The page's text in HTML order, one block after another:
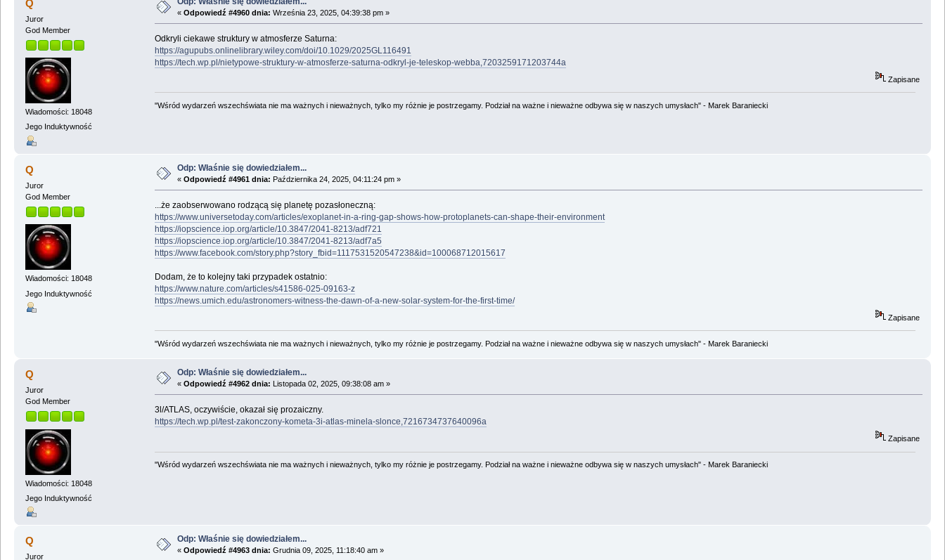
Q
Juror
God Member
Wiadomości: 18048
Jego Induktywność
« Odpowiedź #4960 dnia: Września 23, 2025, 04:39:38 pm »
Odkryli ciekawe struktury w atmosferze Saturna:
https://agupubs.onlinelibrary.wiley.com/doi/10.1029/2025GL116491
https://tech.wp.pl/nietypowe-struktury-w-atmosferze-saturna-odkryl-je-teleskop-webba,7203259171203744a
Zapisane
"Wśród wydarzeń wszechświata nie ma ważnych i nieważnych, tylko my różnie je postrzegamy. Podział na ważne i nieważne odbywa się w naszych umysłach" - Marek Baraniecki
Q
Juror
God Member
Wiadomości: 18048
Jego Induktywność
Odp: Właśnie się dowiedziałem...
« Odpowiedź #4961 dnia: Października 24, 2025, 04:11:24 pm »
...że zaobserwowano rodzącą się planetę pozasłoneczną:
https://www.universetoday.com/articles/exoplanet-in-a-ring-gap-shows-how-protoplanets-can-shape-their-environment
https://iopscience.iop.org/article/10.3847/2041-8213/adf721
https://iopscience.iop.org/article/10.3847/2041-8213/adf7a5
https://www.facebook.com/story.php?story_fbid=1117531520547238&id=100068712015617
Dodam, że to kolejny taki przypadek ostatnio:
https://www.nature.com/articles/s41586-025-09163-z
https://news.umich.edu/astronomers-witness-the-dawn-of-a-new-solar-system-for-the-first-time/
Zapisane
"Wśród wydarzeń wszechświata nie ma ważnych i nieważnych, tylko my różnie je postrzegamy. Podział na ważne i nieważne odbywa się w naszych umysłach" - Marek Baraniecki
Q
Juror
God Member
Wiadomości: 18048
Jego Induktywność
Odp: Właśnie się dowiedziałem...
« Odpowiedź #4962 dnia: Listopada 02, 2025, 09:38:08 am »
3l/ATLAS, oczywiście, okazał się prozaiczny.
https://tech.wp.pl/test-zakonczony-kometa-3i-atlas-minela-slonce,7216734737640096a
Zapisane
"Wśród wydarzeń wszechświata nie ma ważnych i nieważnych, tylko my różnie je postrzegamy. Podział na ważne i nieważne odbywa się w naszych umysłach" - Marek Baraniecki
Q
Juror
Odp: Właśnie się dowiedziałem...
« Odpowiedź #4963 dnia: Grudnia 09, 2025, 11:18:40 am »